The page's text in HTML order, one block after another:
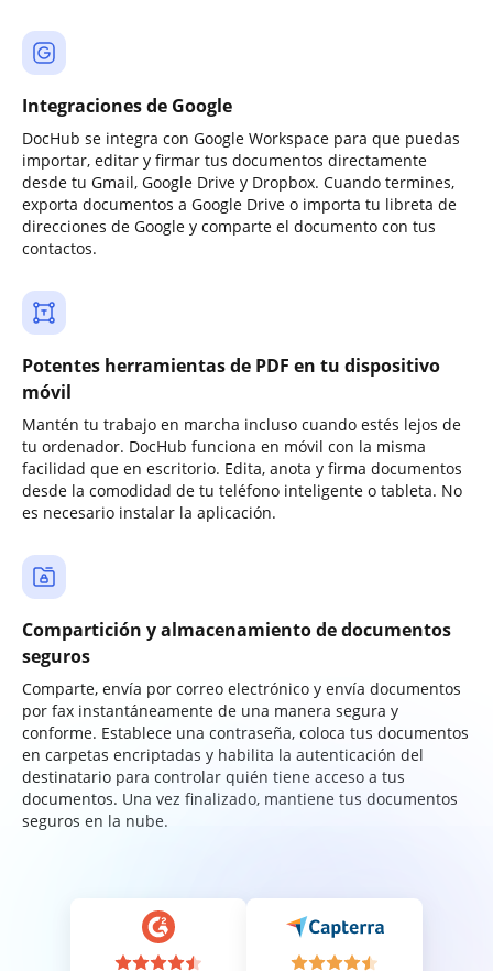
Integraciones de Google
DocHub se integra con Google Workspace para que puedas
importar, editar y firmar tus documentos directamente
desde tu Gmail, Google Drive y Dropbox. Cuando termines,
exporta documentos a Google Drive o importa tu libreta de
direcciones de Google y comparte el documento con tus
contactos.
Potentes herramientas de PDF en tu dispositivo
móvil
Mantén tu trabajo en marcha incluso cuando estés lejos de
tu ordenador. DocHub funciona en móvil con la misma
facilidad que en escritorio. Edita, anota y firma documentos
desde la comodidad de tu teléfono inteligente o tableta. No
es necesario instalar la aplicación.
Compartición y almacenamiento de documentos
seguros
Comparte, envía por correo electrónico y envía documentos
por fax instantáneamente de una manera segura y
conforme. Establece una contraseña, coloca tus documentos
en carpetas encriptadas y habilita la autenticación del
destinatario para controlar quién tiene acceso a tus
documentos. Una vez finalizado, mantiene tus documentos
seguros en la nube.